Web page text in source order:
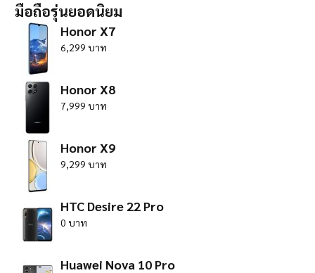
มือถือรุ่นยอดนิยม
Honor X7
6,299 บาท
Honor X8
7,999 บาท
Honor X9
9,299 บาท
HTC Desire 22 Pro
0 บาท
Huawei Nova 10 Pro